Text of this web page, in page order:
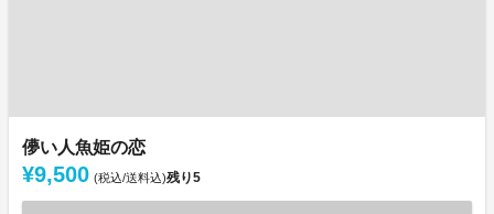
儚い人魚姫の恋
¥9,500 (税込/送料込)残り5